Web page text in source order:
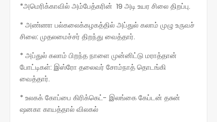
*அமெரிக்காவில் அம்பேத்கரின் 19 அடி உயர சிலை திறப்பு.
* அண்ணா பல்கலைக்கழகத்தில் அப்துல் கலாம் முழு உருவச்
சிலை: முதலமைச்சர் திறந்து வைத்தார்.
* அப்துல் கலாம் பிறந்த நாளை முன்னிட்டு மராத்தான்
போட்டிகள்: இஸ்ரோ தலைவர் சோம்நாத் தொடங்கி
வைத்தார்.
* உலகக் கோப்பை கிரிக்கெட்- இலங்கை கேப்டன் தசுன்
ஷனகா காயத்தால் விலகல்